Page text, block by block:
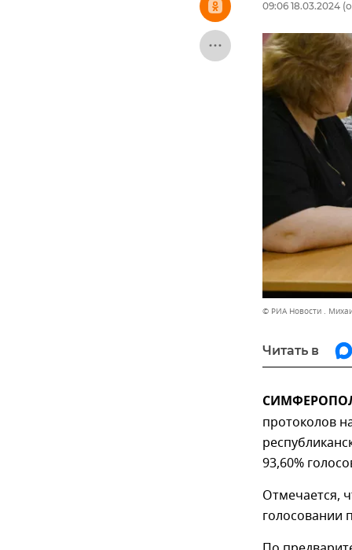
09:06 18.03.2024
© РИА Новости .
Читать в
протоколов
93,60%
Отмечается,
голосовании